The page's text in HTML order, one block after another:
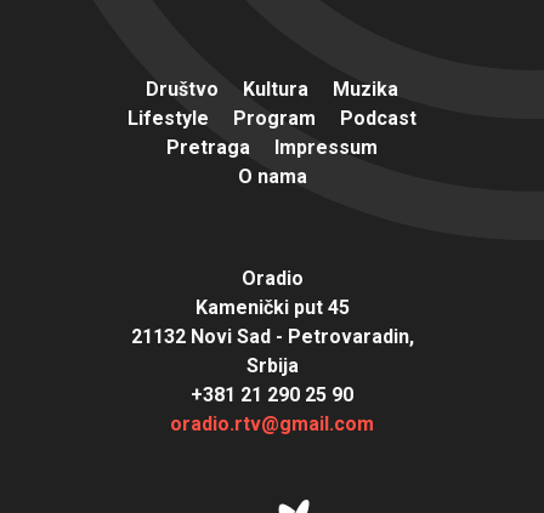
Društvo Kultura
Muzika
Lifestyle
Program
Podcast
Pretraga
Impressum
O nama
Oradio
Kamenički put 45
21132 Novi Sad - Petrovaradin,
Srbija
+381 21 290 25 90
oradio.rtv@gmail.com